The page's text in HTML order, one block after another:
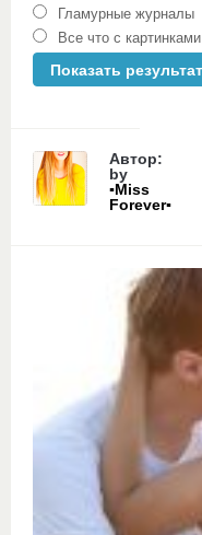
Гламурные журналы
Все что с картинками
Автор:
by
▪Miss
Forever▪